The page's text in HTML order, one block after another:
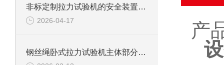
非标定制拉力试验机的安全装置：保障操作安全的关键
2026-04-17
钢丝绳卧式拉力试验机主体部分及作用
产